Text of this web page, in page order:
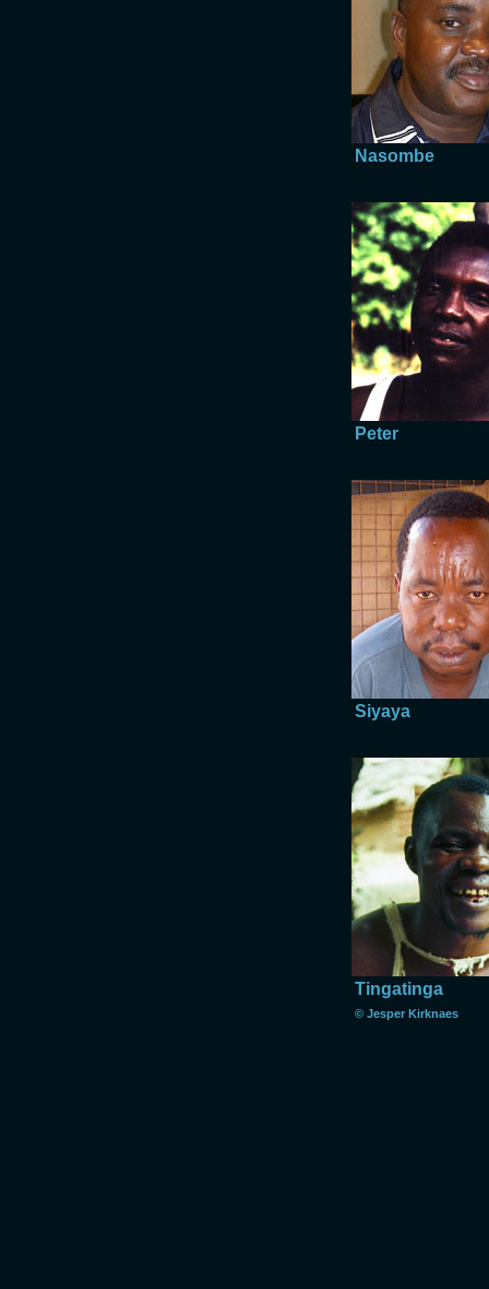
Nasombe
Peter
Siyaya
Tingatinga
© Jesper Kirknaes